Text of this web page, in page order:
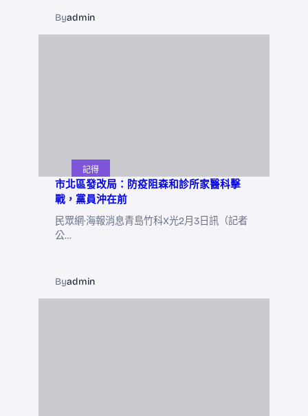
Byadmin
記得
市北區發改局：防疫阻森和診所家醫科擊
戰，黨員沖在前
民眾網·海報消息青島竹科X光2月3日訊（記者
公…
Byadmin